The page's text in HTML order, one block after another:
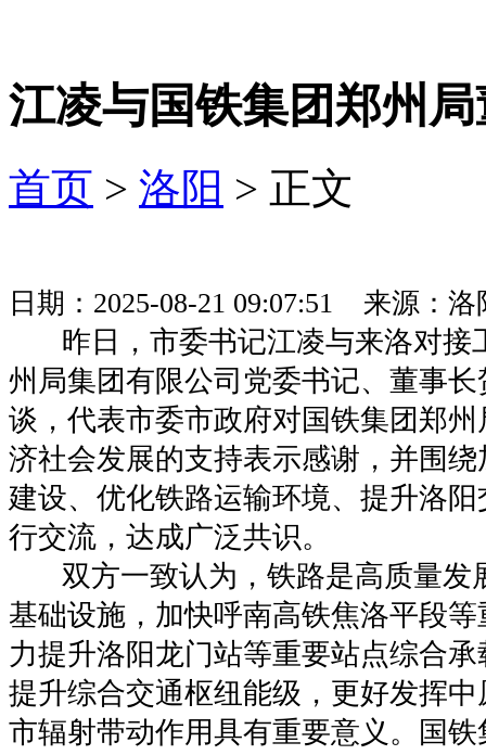
江凌与国铁集团郑州
首页 > 洛阳 > 正文
日期：2025-08-21 09:07:51 来源：
昨日，市委书记江凌与来洛对接
州局集团有限公司党委书记、董事
谈，代表市委市政府对国铁集团郑
济社会发展的支持表示感谢，并围
建设、优化铁路运输环境、提升洛
行交流，达成广泛共识。
双方一致认为，铁路是高质量发
基础设施，加快呼南高铁焦洛平段
力提升洛阳龙门站等重要站点综合
提升综合交通枢纽能级，更好发挥
市辐射带动作用具有重要意义。国